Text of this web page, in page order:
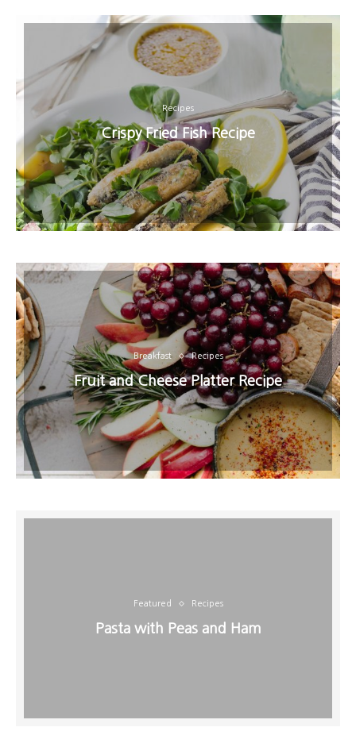
Recipes
Crispy Fried Fish Recipe
Breakfast Recipes
Fruit and Cheese Platter Recipe
Featured Recipes
Pasta with Peas and Ham